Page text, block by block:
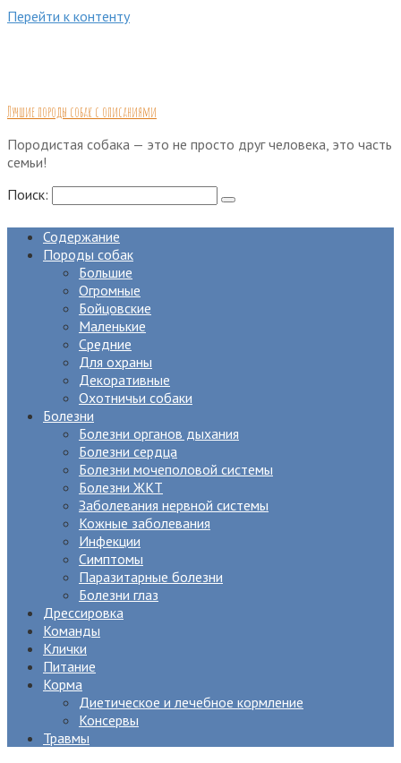
Перейти к контенту
Лучшие породы собак с описаниями
Породистая собака — это не просто друг человека, это часть
семьи!
Поиск:
Содержание
Породы собак
Большие
Огромные
Бойцовские
Маленькие
Средние
Для охраны
Декоративные
Охотничьи собаки
Болезни
Болезни органов дыхания
Болезни сердца
Болезни мочеполовой системы
Болезни ЖКТ
Заболевания нервной системы
Кожные заболевания
Инфекции
Симптомы
Паразитарные болезни
Болезни глаз
Дрессировка
Команды
Клички
Питание
Корма
Диетическое и лечебное кормление
Консервы
Травмы